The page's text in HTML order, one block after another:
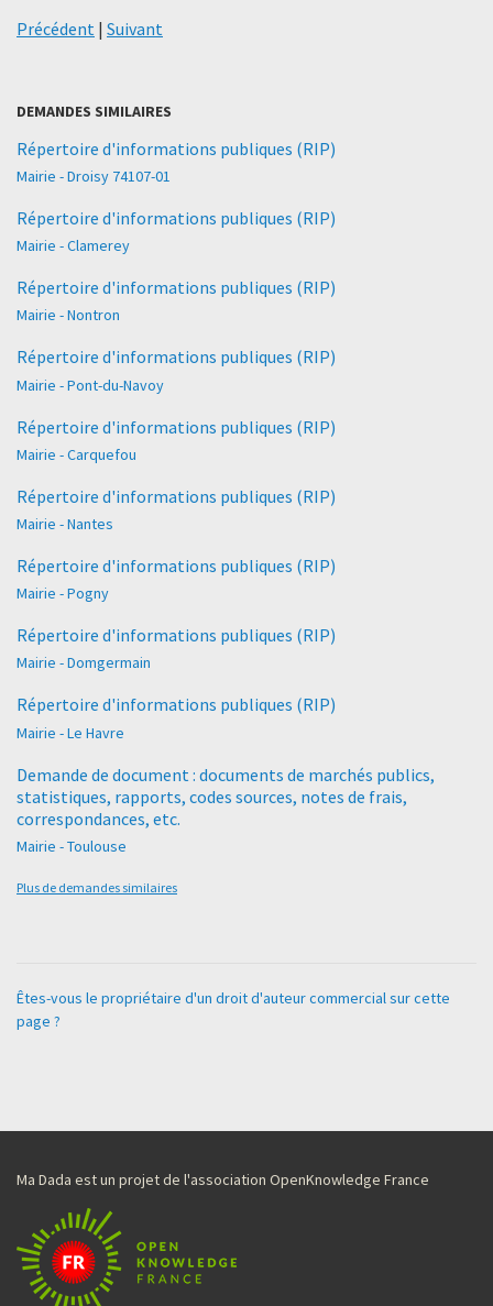
Précédent | Suivant
DEMANDES SIMILAIRES
Répertoire d'informations publiques (RIP)
Mairie - Droisy 74107-01
Répertoire d'informations publiques (RIP)
Mairie - Clamerey
Répertoire d'informations publiques (RIP)
Mairie - Nontron
Répertoire d'informations publiques (RIP)
Mairie - Pont-du-Navoy
Répertoire d'informations publiques (RIP)
Mairie - Carquefou
Répertoire d'informations publiques (RIP)
Mairie - Nantes
Répertoire d'informations publiques (RIP)
Mairie - Pogny
Répertoire d'informations publiques (RIP)
Mairie - Domgermain
Répertoire d'informations publiques (RIP)
Mairie - Le Havre
Demande de document : documents de marchés publics,
statistiques, rapports, codes sources, notes de frais,
correspondances, etc.
Mairie - Toulouse
Plus de demandes similaires
Êtes-vous le propriétaire d'un droit d'auteur commercial sur cette
page ?
Ma Dada est un projet de l'association OpenKnowledge France